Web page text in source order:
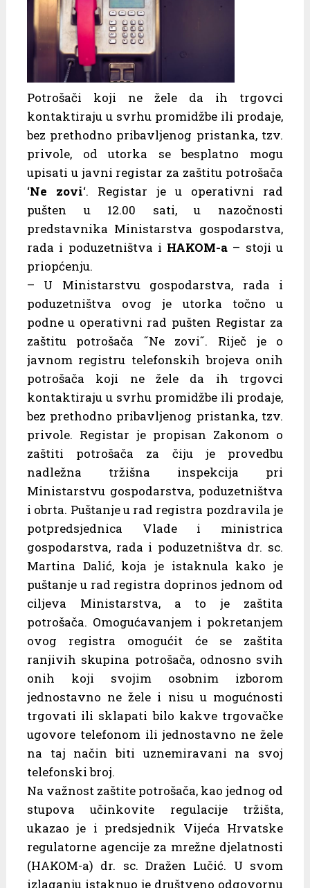
Potrošači koji ne žele da ih trgovci
kontaktiraju u svrhu promidžbe ili prodaje,
bez prethodno pribavljenog pristanka, tzv.
privole, od utorka se besplatno mogu
upisati u javni registar za zaštitu potrošača
‘Ne zovi‘. Registar je u operativni rad
pušten u 12.00 sati, u nazočnosti
predstavnika Ministarstva gospodarstva,
rada i poduzetništva i HAKOM-a – stoji u
priopćenju.
– U Ministarstvu gospodarstva, rada i
poduzetništva ovog je utorka točno u
podne u operativni rad pušten Registar za
zaštitu potrošača ˝Ne zovi˝. Riječ je o
javnom registru telefonskih brojeva onih
potrošača koji ne žele da ih trgovci
kontaktiraju u svrhu promidžbe ili prodaje,
bez prethodno pribavljenog pristanka, tzv.
privole. Registar je propisan Zakonom o
zaštiti potrošača za čiju je provedbu
nadležna tržišna inspekcija pri
Ministarstvu gospodarstva, poduzetništva
i obrta. Puštanje u rad registra pozdravila je
potpredsjednica Vlade i ministrica
gospodarstva, rada i poduzetništva dr. sc.
Martina Dalić, koja je istaknula kako je
puštanje u rad registra doprinos jednom od
ciljeva Ministarstva, a to je zaštita
potrošača. Omogućavanjem i pokretanjem
ovog registra omogućit će se zaštita
ranjivih skupina potrošača, odnosno svih
onih koji svojim osobnim izborom
jednostavno ne žele i nisu u mogućnosti
trgovati ili sklapati bilo kakve trgovačke
ugovore telefonom ili jednostavno ne žele
na taj način biti uznemiravani na svoj
telefonski broj.
Na važnost zaštite potrošača, kao jednog od
stupova učinkovite regulacije tržišta,
ukazao je i predsjednik Vijeća Hrvatske
regulatorne agencije za mrežne djelatnosti
(HAKOM-a) dr. sc. Dražen Lučić. U svom
izlaganju istaknuo je društveno odgovornu